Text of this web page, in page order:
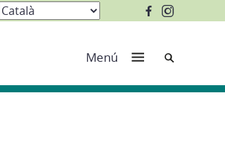
Menú Cerca